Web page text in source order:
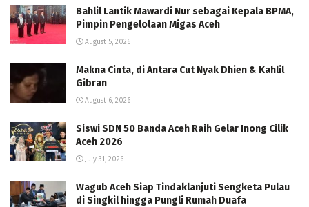
Bahlil Lantik Mawardi Nur sebagai Kepala BPMA,
Pimpin Pengelolaan Migas Aceh
August 5, 2026
Makna Cinta, di Antara Cut Nyak Dhien & Kahlil
Gibran
August 6, 2026
Siswi SDN 50 Banda Aceh Raih Gelar Inong Cilik
Aceh 2026
July 31, 2026
Wagub Aceh Siap Tindaklanjuti Sengketa Pulau
di Singkil hingga Pungli Rumah Duafa